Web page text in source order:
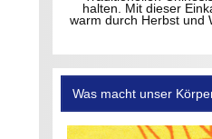
halten. Mit dieser
warm durch Herbst und
Was macht unser